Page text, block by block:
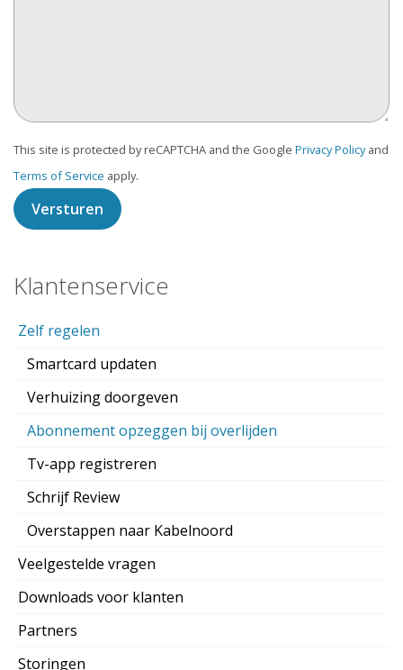
This site is protected by reCAPTCHA and the Google Privacy Policyand
Terms of Service apply.
Versturen
Klantenservice
Zelf regelen
Smartcard updaten
Verhuizing doorgeven
Abonnement opzeggen bij overlijden
Tv-app registreren
Schrijf Review
Overstappen naar Kabelnoord
Veelgestelde vragen
Downloads voor klanten
Partners
Storingen